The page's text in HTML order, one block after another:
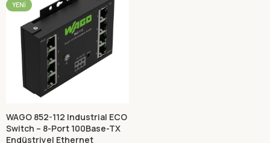
YENI
WAGO 852-112 Industrial ECO
Switch – 8-Port 100Base-TX
Endüstriyel Ethernet